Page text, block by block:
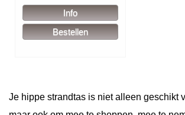
Je hippe strandtas is niet alleen geschikt